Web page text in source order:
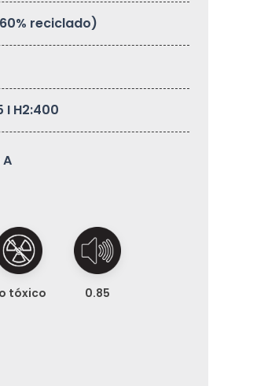
reciclado)
I H2:400
A
tóxico 0.85